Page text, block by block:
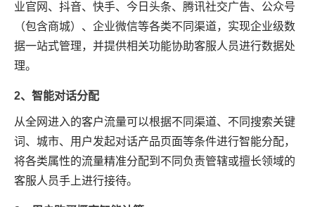
业官网、抖音、快手、今日头条、腾讯社交广告、公众号
（包含商城）、企业微信等各类不同渠道，实现企业级数
据一站式管理，并提供相关功能协助客服人员进行数据处
理。
2、智能对话分配
从全网进入的客户流量可以根据不同渠道、不同搜索关键
词、城市、用户发起对话产品页面等条件进行智能分配，
将各类属性的流量精准分配到不同负责管辖或擅长领域的
客服人员手上进行接待。